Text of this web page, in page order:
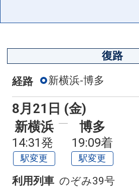
復路
経路 新横浜-博多
8月21日 (金)
新横浜
14:31発
駅変更
博多
19:09着
駅変更
利用列車 のぞみ39号